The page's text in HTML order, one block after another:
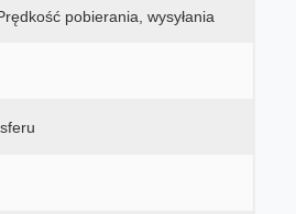
pobierania, wysyłania